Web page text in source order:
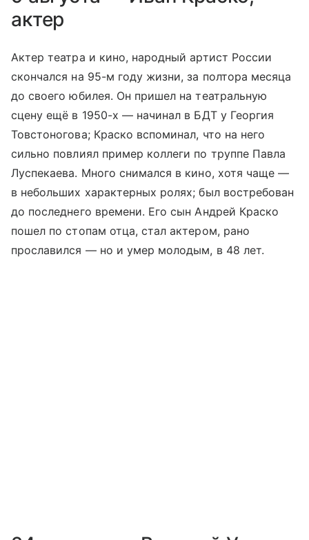
актер
Актер театра и кино, народный артист России
скончался на 95-м году жизни, за полтора месяца
до своего юбилея. Он пришел на театральную
сцену ещё в 1950-х — начинал в БДТ у Георгия
Товстоногова; Краско вспоминал, что на него
сильно повлиял пример коллеги по труппе Павла
Луспекаева. Много снимался в кино, хотя чаще —
в небольших характерных ролях; был востребован
до последнего времени. Его сын Андрей Краско
пошел по стопам отца, стал актером, рано
прославился — но и умер молодым, в 48 лет.